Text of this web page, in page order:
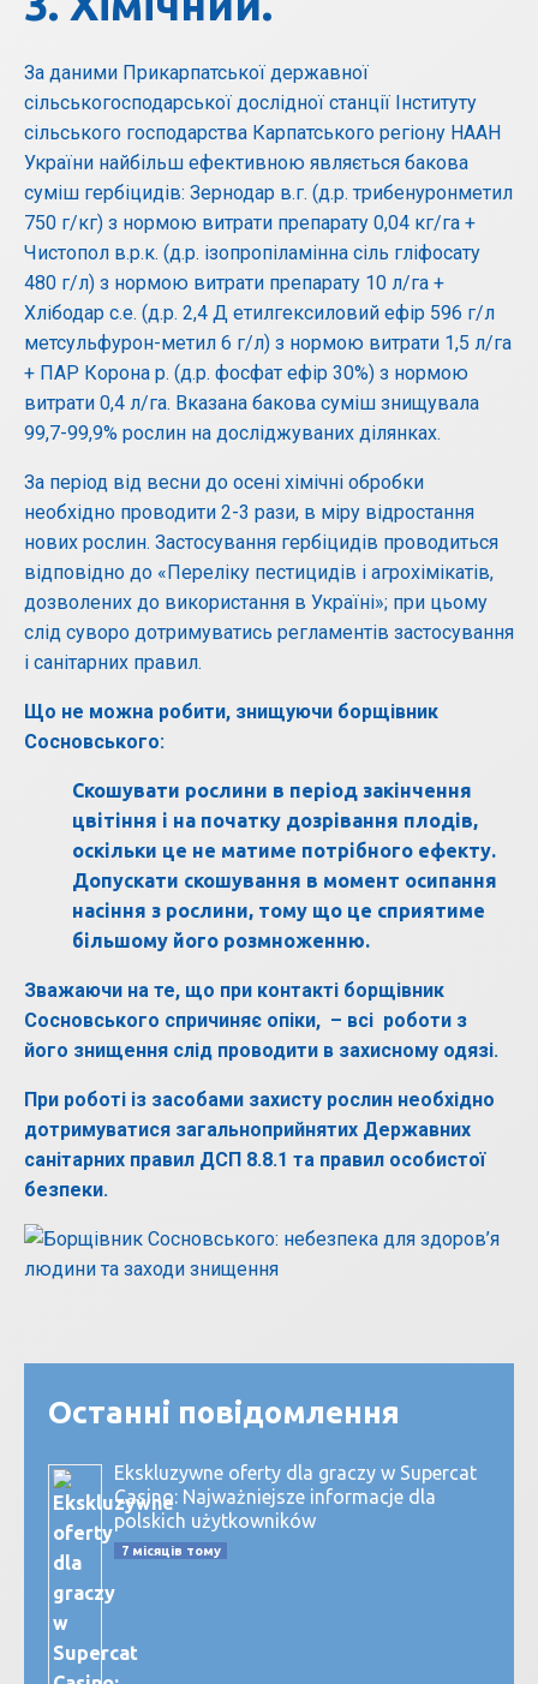
За даними Прикарпатської державної
сільськогосподарської дослідної станції Інституту
сільського господарства Карпатського регіону НААН
України найбільш ефективною являється бакова
суміш гербіцидів: Зернодар в.г. (д.р. трибенуронметил
750 г/кг) з нормою витрати препарату 0,04 кг/га +
Чистопол в.р.к. (д.р. ізопропіламінна сіль гліфосату
480 г/л) з нормою витрати препарату 10 л/га +
Хлібодар с.е. (д.р. 2,4 Д етилгексиловий ефір 596 г/л
метсульфурон-метил 6 г/л) з нормою витрати 1,5 л/га
+ ПАР Корона р. (д.р. фосфат ефір 30%) з нормою
витрати 0,4 л/га. Вказана бакова суміш знищувала
99,7-99,9% рослин на досліджуваних ділянках.
За період від весни до осені хімічні обробки
необхідно проводити 2-3 рази, в міру відростання
нових рослин. Застосування гербіцидів проводиться
відповідно до «Переліку пестицидів і агрохімікатів,
дозволених до використання в Україні»; при цьому
слід суворо дотримуватись регламентів застосування
і санітарних правил.
Що не можна робити, знищуючи борщівник
Сосновського:
Скошувати рослини в період закінчення
цвітіння і на початку дозрівання плодів,
оскільки це не матиме потрібного ефекту.
Допускати скошування в момент осипання
насіння з рослини, тому що це сприятиме
більшому його розмноженню.
Зважаючи на те, що при контакті борщівник
Сосновського спричиняє опіки, – всі роботи з
його знищення слід проводити в захисному одязі.
При роботі із засобами захисту рослин необхідно
дотримуватися загальноприйнятих Державних
санітарних правил ДСП 8.8.1 та правил особистої
безпеки.
Останні повідомлення
Ekskluzywne oferty dla graczy w Supercat
Casino: Najważniejsze informacje dla
polskich użytkowników
7 місяців тому